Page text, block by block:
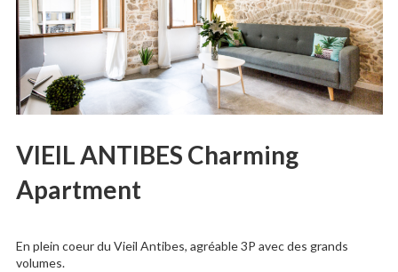
VIEIL ANTIBES Charming
Apartment
En plein coeur du Vieil Antibes, agréable 3P avec des grands
volumes.